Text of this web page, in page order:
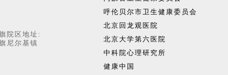
院区地址:
尼尔基镇
呼伦贝尔市卫生健康委员会
北京回龙观医院
北京大学第六医院
中科院心理研究所
健康中国